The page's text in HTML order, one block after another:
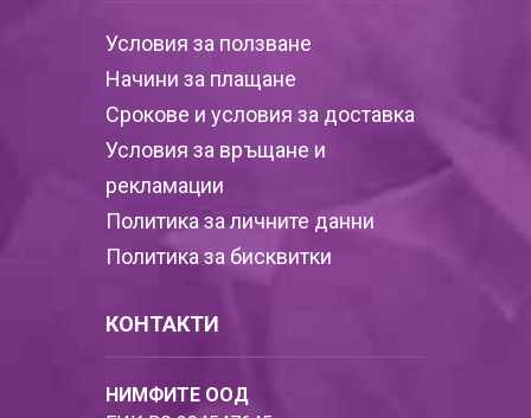
Условия за ползване
Начини за плащане
Срокове и условия за доставка
Условия за връщане и
рекламации
Политика за личните данни
Политика за бисквитки
КОНТАКТИ
НИМФИТЕ ООД